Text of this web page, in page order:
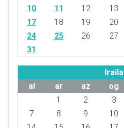
10
11 12 13
17
18 19 20
24
25 26 27
31
Iraila
al
ar az og
1
2 3
7
8 9 10